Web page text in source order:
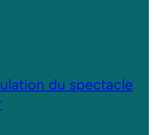
du spectacle